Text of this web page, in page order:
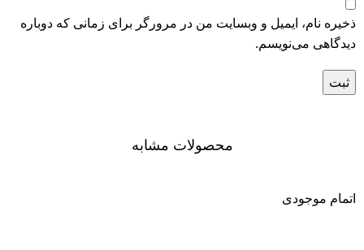
ذخیره نام، ایمیل و وبسایت من در مرورگر برای زمانی که دوباره
دیدگاهی می‌نویسم.
محصولات مشابه
اتمام موجودی